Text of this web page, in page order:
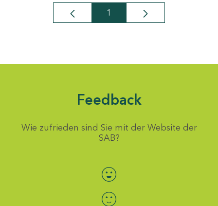
Seite
1
Feedback
Wie zufrieden sind Sie mit der Website der
SAB?
Bewertung auswählen